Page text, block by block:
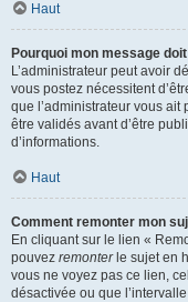
Haut
Pourquoi mon message
L’administrateur peut avoir
vous postez nécessitent
que l’administrateur vous
être validés avant d’être
d’informations.
Haut
Comment remonter mon
En cliquant sur le lien «
pouvez remonterle sujet en
vous ne voyez pas ce lien,
désactivée ou que